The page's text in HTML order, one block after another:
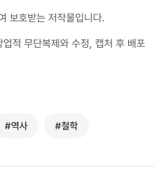
보호받는 저작물입니다.
적 무단복제와 수정, 캡처 후 배포
#역사 #철학